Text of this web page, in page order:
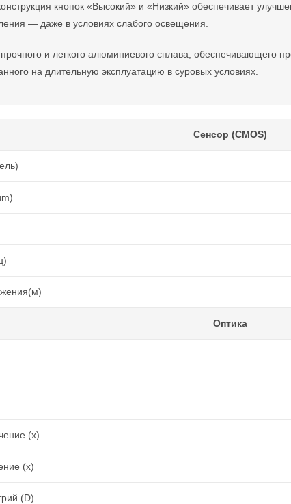
кнопок «Высокий» и «Низкий» обеспечивает
— даже в условиях слабого освещения.
прочного и легкого алюминиевого сплава, обеспечивающего
на длительную эксплуатацию в суровых условиях.
Сенсор (CMOS)
Оптика
(x)
(x)
(D)